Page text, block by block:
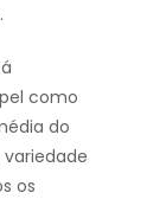
como
do
os